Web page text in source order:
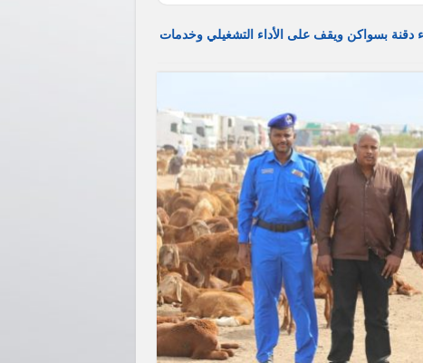
دقنة بسواكن ويقف على الأداء التشغيلي وخدمات